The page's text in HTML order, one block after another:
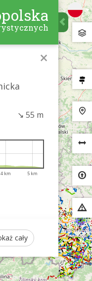
×
↘ 55 m
4 km 5 km
cały